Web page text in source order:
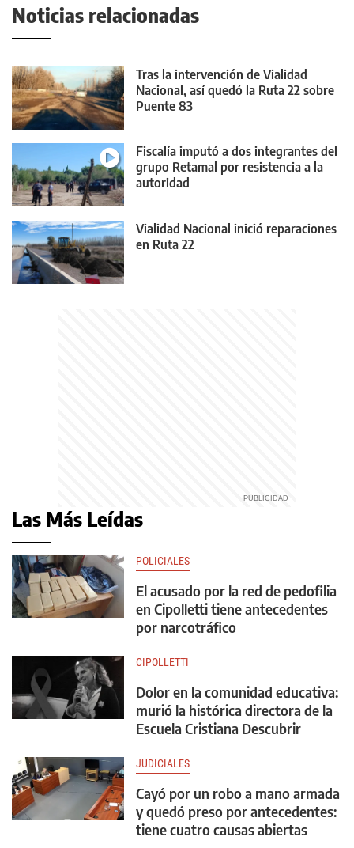
Noticias relacionadas
Tras la intervención de Vialidad
Nacional, así quedó la Ruta 22 sobre
Puente 83
Fiscalía imputó a dos integrantes del
grupo Retamal por resistencia a la
autoridad
Vialidad Nacional inició reparaciones
en Ruta 22
Las Más Leídas
POLICIALES
El acusado por la red de pedofilia
en Cipolletti tiene antecedentes
por narcotráfico
CIPOLLETTI
Dolor en la comunidad educativa:
murió la histórica directora de la
Escuela Cristiana Descubrir
JUDICIALES
Cayó por un robo a mano armada
y quedó preso por antecedentes:
tiene cuatro causas abiertas